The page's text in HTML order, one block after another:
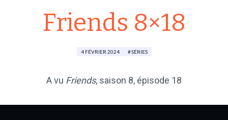
Friends 8×18
4 FÉVRIER 2024 SÉRIES
A vu Friends, saison 8, épisode 18